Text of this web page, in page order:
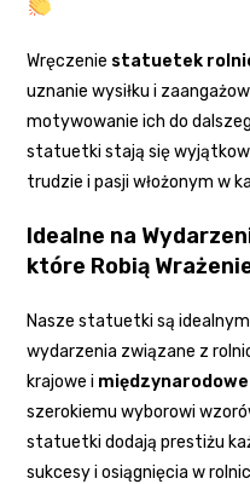
Wręczenie statuetek
uznanie wysiłku i
motywowanie ich do
statuetki stają się
trudzie i pasji włożonym w
Idealne na
które Robią
Nasze statuetki są
wydarzenia związane z
krajowe i
szerokiemu wyborowi
statuetki dodają prestiżu
sukcesy i osiągnięcia w